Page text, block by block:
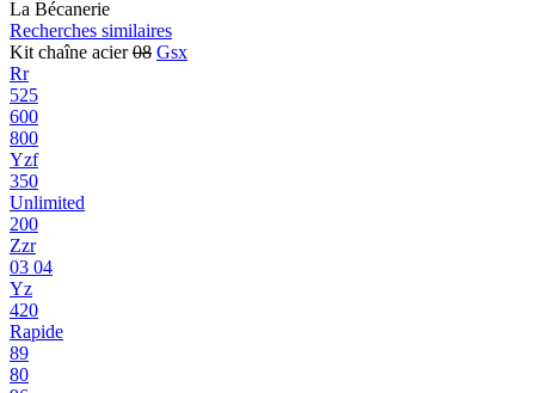
La Bécanerie
Recherches similaires
Kit chaîne acier08 Gsx
Rr
525
600
800
Yzf
350
Unlimited
200
Zzr
03 04
Yz
420
Rapide
89
80